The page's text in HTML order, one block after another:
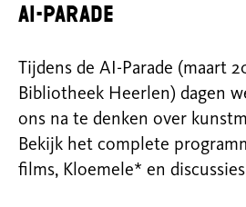
AI-Parade
Tijdens de AI-Parade (maart
Bibliotheek Heerlen) dagen
ons na te denken over
Bekijk het complete
films, Kloemele* en